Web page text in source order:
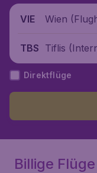
VIE
Wien
TBS Tiflis
eorgien
Direktflüge
Billige